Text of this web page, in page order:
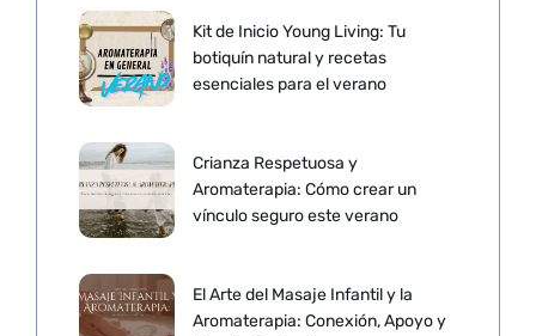
Kit de Inicio Young Living: Tu
botiquín natural y recetas
esenciales para el verano
Crianza Respetuosa y
Aromaterapia: Cómo crear un
vínculo seguro este verano
El Arte del Masaje Infantil y la
Aromaterapia: Conexión, Apoyo y